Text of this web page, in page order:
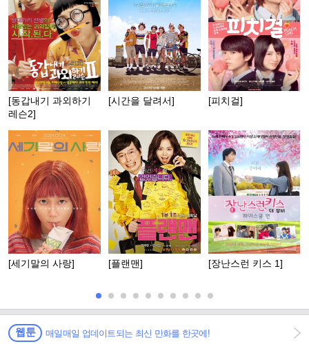
[동갑내기 과외하기
레슨2]
[시간을 달려서] [피치걸]
[세기말의 사랑] [플랜맨] [장난스런 키스 1]
웹툰 매일매일 업데이트되는 최신 만화를 한곳에!